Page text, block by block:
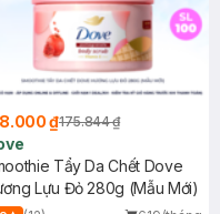
₫175.844 ₫
Tẩy Da Chết Dove
Lựu Đỏ 280g (Mẫu Mới)